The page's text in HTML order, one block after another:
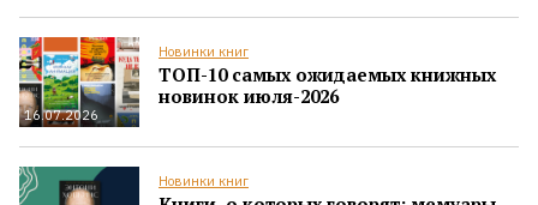
16.07.2026
Новинки книг
ТОП-10 самых ожидаемых книжных
новинок июля-2026
Новинки книг